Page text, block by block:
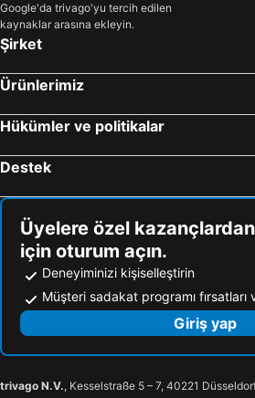
Google'da trivago'yu tercih edilen
kaynaklar arasına ekleyin.
Şirket
Ürünlerimiz
Hükümler ve politikalar
Destek
Üyelere özel
için oturum açın.
Deneyiminizi kişiselleştirin
Müşteri sadakat programı fırsatları
Giriş yap
trivago N.V., Kesselstraße 5 – 7, 40221